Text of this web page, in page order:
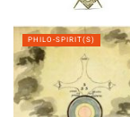
PHILO-SPIRIT(S)